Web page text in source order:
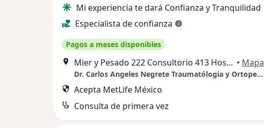
Mi experiencia te dará Confianza y Tranquilidad
Especialista de confianza
Pagos a meses disponibles
Mier y Pesado 222 Consultorio 413 Hospital San Angel Inn del Valle, Benito Juárez • Mapa
Dr. Carlos Angeles Negrete Traumatólogia y Ortopedia, Hospital San Angel Inn de Valle consultorio 413
Acepta MetLife México
Consulta de primera vez